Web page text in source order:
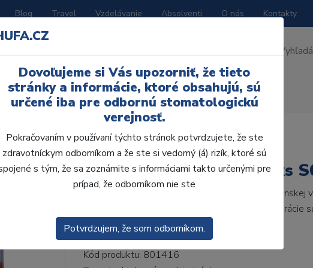
Blog Travel Vzdelávanie Absolventi O nás Kontakty
H 6ks S63 A1
AcryRock frontálne H 6ks
• Dvojvrstvové veľmi estetické živičné zuby talianskej
zub.• Vďaka použitiu špeciálnej živice novej
odolávajú ab...ZOBRAZIT VÍCE
Kód produktu: 801416
Dovoľujeme si Vás upozorniť, že tieto
stránky a informácie, ktoré obsahujú, sú
určené iba pre odbornú stomatologickú
verejnosť.
Pokračovaním v používaní týchto stránok potvrdzujete, že ste
zdravotníckym odborníkom a že ste si vedomý (á) rizík, ktoré sú
s tým, že sa zoznámite s informáciami takto určenými pre
prípad, že odborníkom nie ste
Potvrdzujem, že som odborníkom.